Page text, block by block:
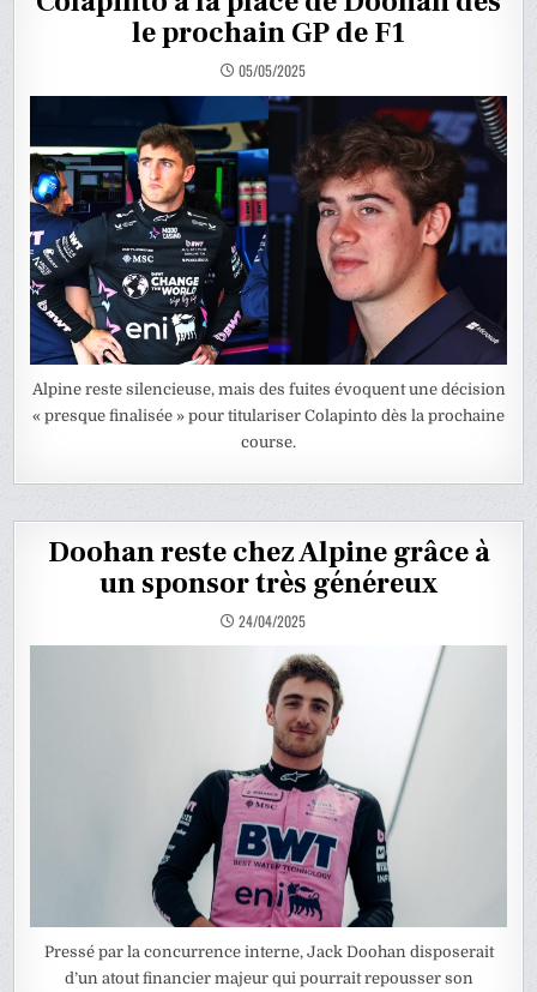
le prochain GP de F1
05/05/2025
Alpine reste silencieuse, mais des fuites évoquent une décision
« presque finalisée » pour titulariser Colapinto dès la prochaine
course.
Doohan reste chez Alpine grâce à
un sponsor très généreux
24/04/2025
Pressé par la concurrence interne, Jack Doohan disposerait
d’un atout financier majeur qui pourrait repousser son